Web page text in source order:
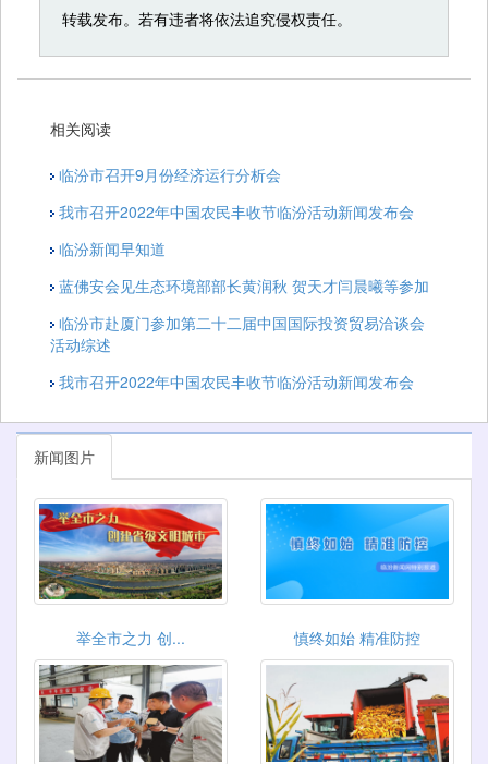
转载发布。若有违者将依法追究侵权责任。
相关阅读
临汾市召开9月份经济运行分析会
我市召开2022年中国农民丰收节临汾活动新闻发布会
临汾新闻早知道
​蓝佛安会见生态环境部部长黄润秋 贺天才闫晨曦等参加
临汾市赴厦门参加第二十二届中国国际投资贸易洽谈会
活动综述
我市召开2022年中国农民丰收节临汾活动新闻发布会
新闻图片
举全市之力 创... 慎终如始 精准防控